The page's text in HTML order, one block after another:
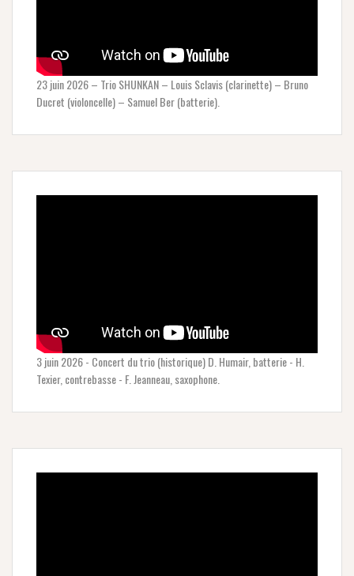
23 juin 2026 – Trio SHUNKAN – Louis Sclavis (clarinette) – Bruno
Ducret (violoncelle) – Samuel Ber (batterie).
3 juin 2026 - Concert du trio (historique) D. Humair, batterie - H.
Texier, contrebasse - F. Jeanneau, saxophone.